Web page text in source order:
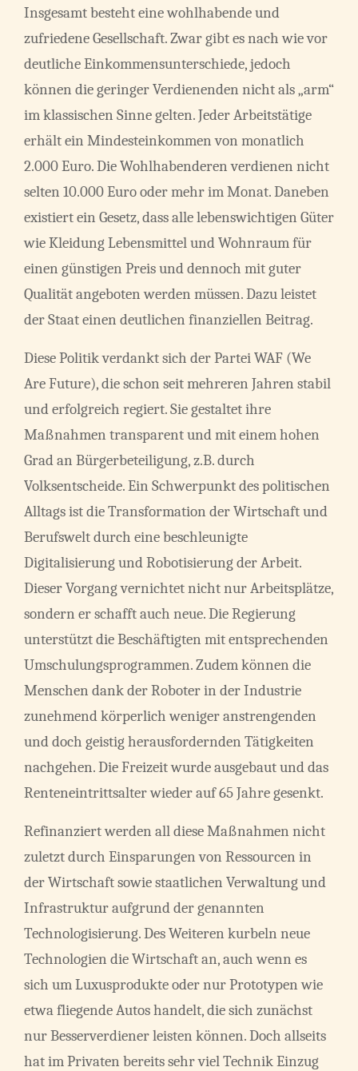
Insgesamt besteht eine wohlhabende und
zufriedene Gesellschaft. Zwar gibt es nach wie vor
deutliche Einkommensunterschiede, jedoch
können die geringer Verdienenden nicht als „arm“
im klassischen Sinne gelten. Jeder Arbeitstätige
erhält ein Mindesteinkommen von monatlich
2.000 Euro. Die Wohlhabenderen verdienen nicht
selten 10.000 Euro oder mehr im Monat. Daneben
existiert ein Gesetz, dass alle lebenswichtigen Güter
wie Kleidung Lebensmittel und Wohnraum für
einen günstigen Preis und dennoch mit guter
Qualität angeboten werden müssen. Dazu leistet
der Staat einen deutlichen finanziellen Beitrag.
Diese Politik verdankt sich der Partei WAF (We
Are Future), die schon seit mehreren Jahren stabil
und erfolgreich regiert. Sie gestaltet ihre
Maßnahmen transparent und mit einem hohen
Grad an Bürgerbeteiligung, z.B. durch
Volksentscheide. Ein Schwerpunkt des politischen
Alltags ist die Transformation der Wirtschaft und
Berufswelt durch eine beschleunigte
Digitalisierung und Robotisierung der Arbeit.
Dieser Vorgang vernichtet nicht nur Arbeitsplätze,
sondern er schafft auch neue. Die Regierung
unterstützt die Beschäftigten mit entsprechenden
Umschulungsprogrammen. Zudem können die
Menschen dank der Roboter in der Industrie
zunehmend körperlich weniger anstrengenden
und doch geistig herausfordernden Tätigkeiten
nachgehen. Die Freizeit wurde ausgebaut und das
Renteneintrittsalter wieder auf 65 Jahre gesenkt.
Refinanziert werden all diese Maßnahmen nicht
zuletzt durch Einsparungen von Ressourcen in
der Wirtschaft sowie staatlichen Verwaltung und
Infrastruktur aufgrund der genannten
Technologisierung. Des Weiteren kurbeln neue
Technologien die Wirtschaft an, auch wenn es
sich um Luxusprodukte oder nur Prototypen wie
etwa fliegende Autos handelt, die sich zunächst
nur Besserverdiener leisten können. Doch allseits
hat im Privaten bereits sehr viel Technik Einzug